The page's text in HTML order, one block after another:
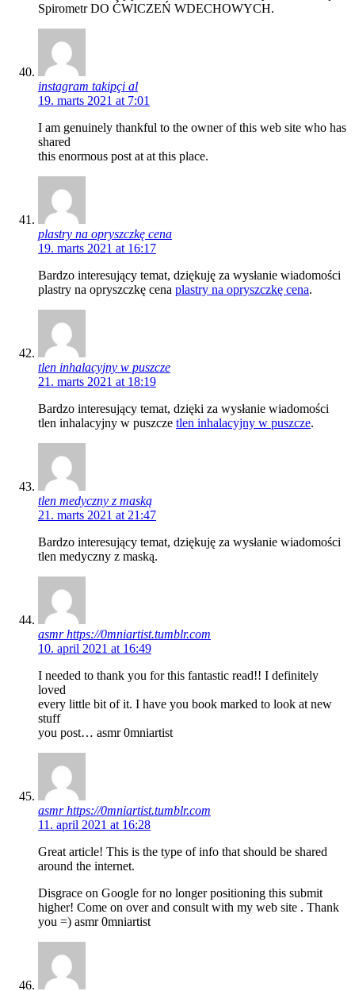
Spirometr DO ĆWICZEŃ WDECHOWYCH.
instagram takipçi al
19. marts 2021 at 7:01
I am genuinely thankful to the owner of this web site who has
shared
this enormous post at at this place.
plastry na opryszczkę cena
19. marts 2021 at 16:17
Bardzo interesujący temat, dziękuję za wysłanie wiadomości
plastry na opryszczkę cena plastry na opryszczkę cena.
tlen inhalacyjny w puszcze
21. marts 2021 at 18:19
Bardzo interesujący temat, dzięki za wysłanie wiadomości
tlen inhalacyjny w puszcze tlen inhalacyjny w puszcze.
tlen medyczny z maską
21. marts 2021 at 21:47
Bardzo interesujący temat, dziękuję za wysłanie wiadomości
tlen medyczny z maską.
asmr https://0mniartist.tumblr.com
10. april 2021 at 16:49
I needed to thank you for this fantastic read!! I definitely
loved
every little bit of it. I have you book marked to look at new
stuff
you post… asmr 0mniartist
asmr https://0mniartist.tumblr.com
11. april 2021 at 16:28
Great article! This is the type of info that should be shared
around the internet.
Disgrace on Google for no longer positioning this submit
higher! Come on over and consult with my web site . Thank
you =) asmr 0mniartist